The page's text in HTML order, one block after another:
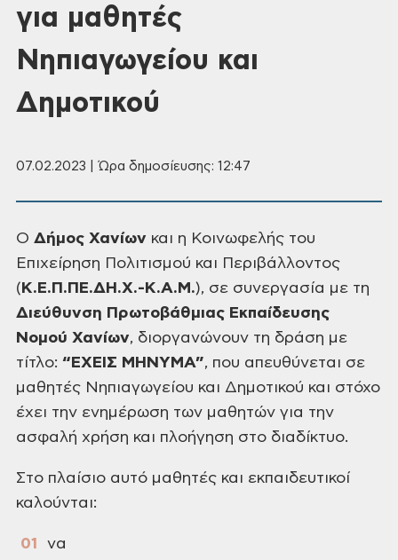
για μαθητές
Νηπιαγωγείου και
Δημοτικού
07.02.2023 | Ώρα δημοσίευσης: 12:47
Ο Δήμος Χανίων και η Κοινωφελής του
Επιχείρηση Πολιτισμού και Περιβάλλοντος
( Κ.Ε.Π.ΠΕ.ΔΗ.Χ.-Κ.Α.Μ.), σε συνεργασία με τη
Διεύθυνση Πρωτοβάθμιας Εκπαίδευσης
Νομού Χανίων, διοργανώνουν τη δράση με
τίτλο: “ΕΧΕΙΣ ΜΗΝΥΜΑ”, που απευθύνεται σε
μαθητές Νηπιαγωγείου και Δημοτικού και στόχο
έχει την ενημέρωση των μαθητών για την
ασφαλή χρήση και πλοήγηση στο διαδίκτυο.
Στο πλαίσιο αυτό μαθητές και εκπαιδευτικοί
καλούνται:
να